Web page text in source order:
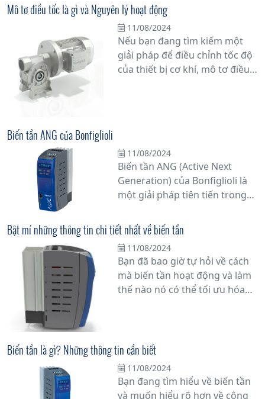
về bộ điều tốc là gì và tại sao
chúng đóng vai trò không thể
phủ nhận trong việc duy trì
hiệu suất hoạt động của động
cơ.
Mô tơ điều tốc là gì và Nguyên lý hoạt động
11/08/2024
Nếu bạn đang tìm kiếm một
giải pháp để điều chỉnh tốc độ
của thiết bị cơ khí, mô tơ điều
không? Hãy cùng chúng tôi
khám phá chi tiết hơn về vấn
đề này.
Biến tần ANG của Bonfiglioli
11/08/2024
Biến tần ANG (Active Next
Generation) của Bonfiglioli là
một giải pháp tiên tiến trong
servo, được thiết kế để cung
cấp hiệu suất cao và linh hoạt
trong các ứng dụng công
nghiệp đa dạng. Với nhiều tính
năng tiên tiến và khả năng tùy
chỉnh linh hoạt, biến tần ANG
Bật mí những thông tin chi tiết nhất về biến tần
11/08/2024
Bạn đã bao giờ tự hỏi về cách
mà biến tần hoạt động và làm
thế nào nó có thể tối ưu hóa
cho bạn những thông tin chi
tiết nhất về biến tần, thiết bị
quan trọng giúp tăng cường
năng suất sản xuất và tiết kiệm
Biến tần là gì? Những thông tin cần biết
11/08/2024
Bạn đang tìm hiểu về biến tần
và muốn hiểu rõ hơn về công